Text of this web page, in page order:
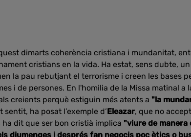
dimarts coherència cristiana i mundanitat,
cristians en la vida. Ha estat, sens dubte,
la pau rebutjant el terrorisme i creen les bases
i de persones. En l'homilia de la Missa matinal a
creients perquè estiguin més atents a "la
sentit, ha posat l’exemple d’Eleazar, que no
dit que ser bon cristià implica "viure de manera
diumenges i després fan negocis poc ètics o